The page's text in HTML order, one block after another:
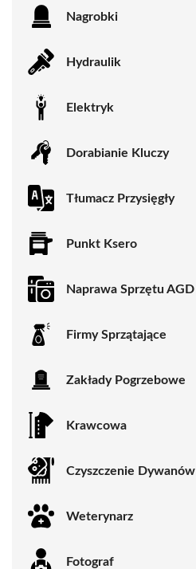
Nagrobki
Hydraulik
Elektryk
Dorabianie Kluczy
Tłumacz Przysięgły
Punkt Ksero
Naprawa Sprzętu AGD
Firmy Sprzątające
Zakłady Pogrzebowe
Krawcowa
Czyszczenie Dywanów
Weterynarz
Fotograf